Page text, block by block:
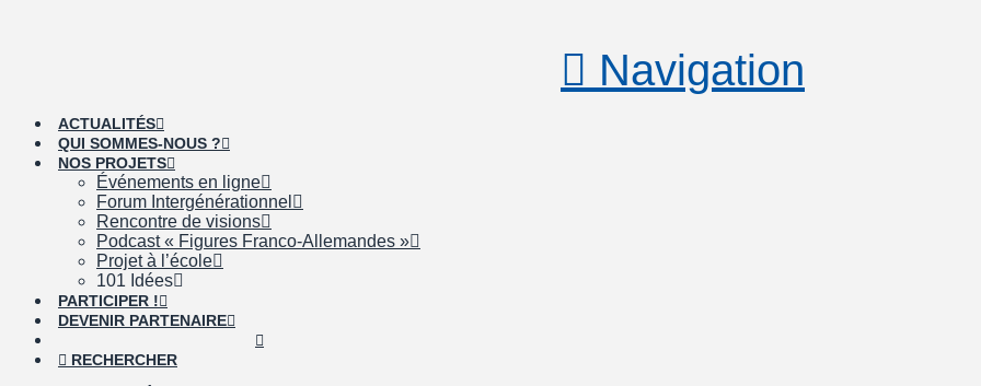
Navigation
ACTUALITÉS
QUI SOMMES-NOUS ?
NOS PROJETS
Événements en ligne
Forum Intergénérationnel
Rencontre de visions
Podcast « Figures Franco-Allemandes »
Projet à l’école
101 Idées
PARTICIPER !
DEVENIR PARTENAIRE
RECHERCHER